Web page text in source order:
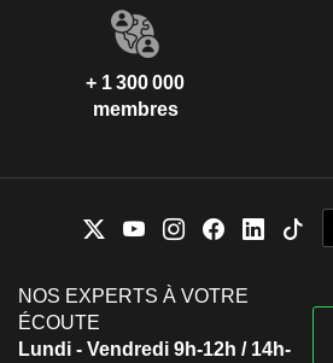
+ 1 300 000
membres
NOS EXPERTS À VOTRE
ÉCOUTE
Lundi - Vendredi 9h-12h / 14h-